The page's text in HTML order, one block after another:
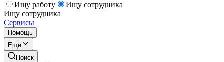
Ищу работу
Ищу сотрудника
Ищу сотрудника
Сервисы
Помощь
Ещё
Поиск